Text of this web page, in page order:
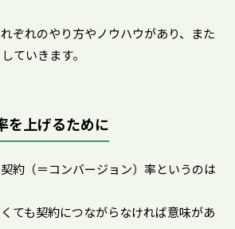
ぞれのやり方やノウハウがあり、また
ていきます。
を上げるために
約（＝コンバージョン）率というのは
ても契約につながらなければ意味があ